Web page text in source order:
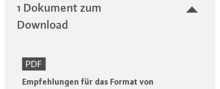
1 Dokument zum
Download
PDF
Empfehlungen für das Format von